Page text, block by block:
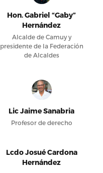
Hon. Gabriel “Gaby”
Hernández
Alcalde de Camuy y
presidente de la Federación
de Alcaldes
Lic Jaime Sanabria
Profesor de derecho
Lcdo Josué Cardona
Hernández